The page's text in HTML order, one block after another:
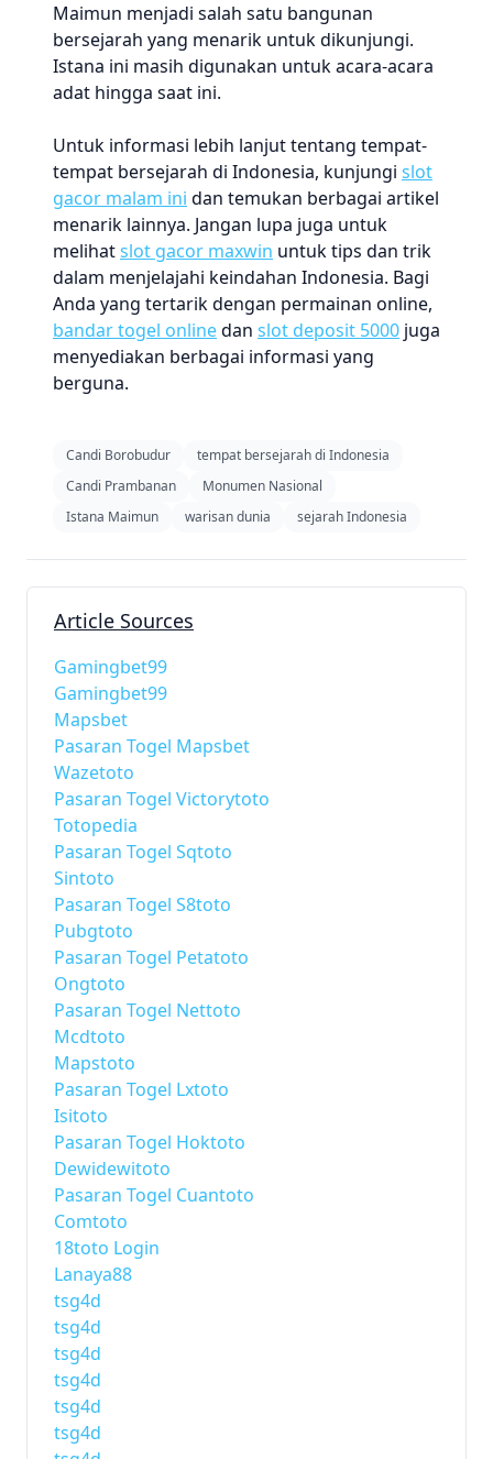
Maimun menjadi salah satu bangunan
bersejarah yang menarik untuk dikunjungi.
Istana ini masih digunakan untuk acara-acara
adat hingga saat ini.
Untuk informasi lebih lanjut tentang tempat-
tempat bersejarah di Indonesia, kunjungi slot
gacor malam ini dan temukan berbagai artikel
menarik lainnya. Jangan lupa juga untuk
melihatslot gacor maxwin untuk tips dan trik
dalam menjelajahi keindahan Indonesia. Bagi
Anda yang tertarik dengan permainan online,
bandar togel onlinedan slot deposit 5000 juga
menyediakan berbagai informasi yang
berguna.
Candi Borobudur
tempat bersejarah di Indonesia
Candi Prambanan
Monumen Nasional
Istana Maimun
warisan dunia sejarah Indonesia
Article Sources
Gamingbet99
Gamingbet99
Mapsbet
Pasaran Togel Mapsbet
Wazetoto
Pasaran Togel Victorytoto
Totopedia
Pasaran Togel Sqtoto
Sintoto
Pasaran Togel S8toto
Pubgtoto
Pasaran Togel Petatoto
Ongtoto
Pasaran Togel Nettoto
Mcdtoto
Mapstoto
Pasaran Togel Lxtoto
Isitoto
Pasaran Togel Hoktoto
Dewidewitoto
Pasaran Togel Cuantoto
Comtoto
18toto Login
Lanaya88
tsg4d
tsg4d
tsg4d
tsg4d
tsg4d
tsg4d